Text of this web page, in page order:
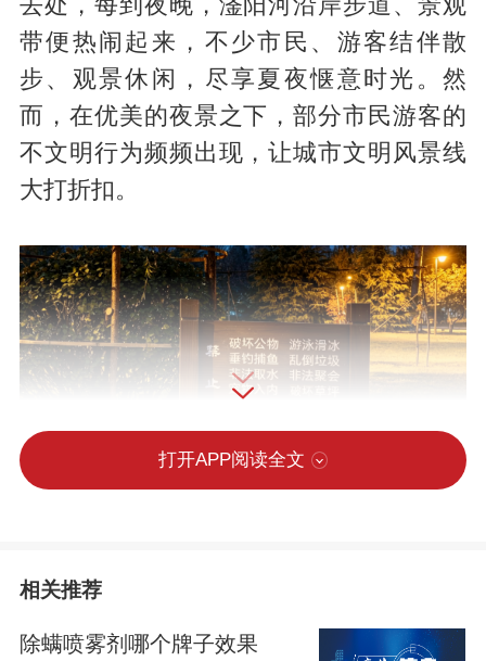
带便热闹起来，不少市民、游客结伴散
步、观景休闲，尽享夏夜惬意时光。然
而，在优美的夜景之下，部分市民游客的
不文明行为频频出现，让城市文明风景线
大打折扣。
近日，记者夜间走访滏阳河市区段发现，
打开APP阅读全文
相关推荐
除螨喷雾剂哪个牌子效果